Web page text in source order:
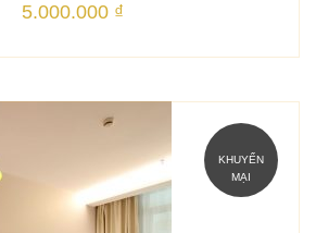
5.000.000 ₫
KHUYẾN
MẠI